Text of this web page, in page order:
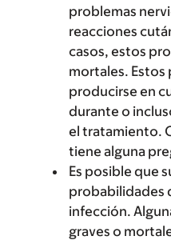
problemas
reacciones
casos, estos
mortales.
producirse en
durante o
el tratamiento.
tiene alguna
Es posible que
probabilidades
infección.
graves o